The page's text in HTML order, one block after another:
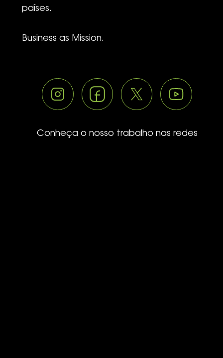
países.
Business as Mission.
Conheça o nosso trabalho nas redes